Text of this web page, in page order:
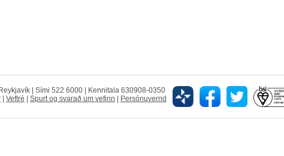
| Sími 522 6000 | Kennitala 630908-0350
| Veftré | Spurt og svarað um vefinn | Persónuvernd